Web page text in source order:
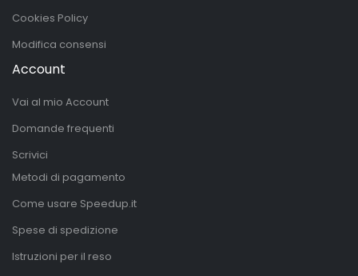
Cookies Policy
Modifica consensi
Account
Vai al mio Account
Domande frequenti
Scrivici
Metodi di pagamento
Come usare Speedup.it
Spese di spedizione
Istruzioni per il reso